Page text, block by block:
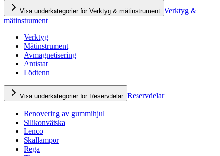
Visa underkategorier för Verktyg & mätinstrument Verktyg &
mätinstrument
Verktyg
Mätinstrument
Avmagnetisering
Antistat
Lödtenn
Visa underkategorier för Reservdelar Reservdelar
Renovering av gummihjul
Silikonvätska
Lenco
Skallampor
Rega